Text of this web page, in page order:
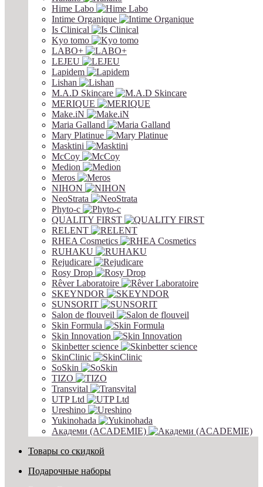
Hime Labo
Intime Organique
Is Clinical
Kyo tomo
LABO+
LEJEU
Lapidem
Lishan
M.A.D Skincare
MERIQUE
Make.iN
Maria Galland
Mary Platinue
Masktini
McCoy
Medion
Meros
NIHON
NeoStrata
Phyto-c
QUALITY FIRST
RELENT
RHEA Cosmetics
RUHAKU
Rejudicare
Rosy Drop
Rêver Laboratoire
SKEYNDOR
SUNSORIT
Salon de flouveil
Skin Formula
Skin Innovation
Skinbetter science
SkinСlinic
SoSkin
TIZO
Transvital
UTP Ltd
Ureshino
Yukinohada
Академи (ACADEMIE)
Товары со скидкой
Подарочные наборы